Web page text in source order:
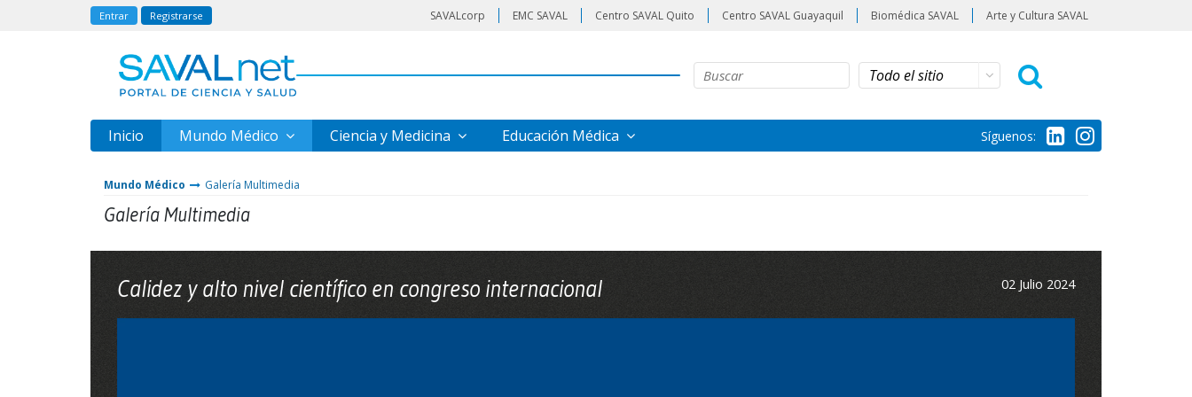
Entrar Registrarse SAVALcorp EMC SAVAL Centro SAVAL Quito Centro SAVAL Guayaquil Biomédica SAVAL Arte y Cultura SAVAL
Inicio Mundo Médico Ciencia y Medicina Educación Médica Síguenos:
Mundo Médico Galería Multimedia
Galería Multimedia
Calidez y alto nivel científico en congreso internacional 02 Julio 2024